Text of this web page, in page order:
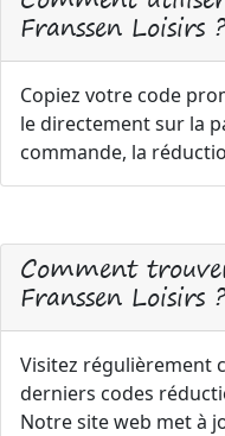
Franssen Loisirs ?
Copiez votre code
le directement sur la
commande, la
Comment
Franssen Loisirs ?
Visitez régulièrement
derniers codes
Notre site web met à